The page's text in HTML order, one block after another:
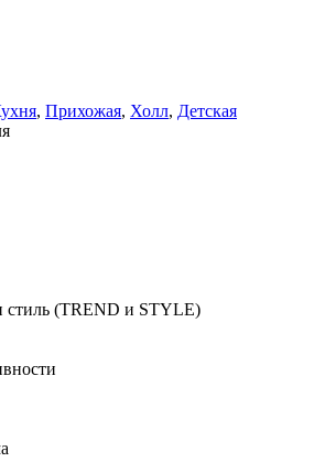
, Прихожая, Холл, Детская
стиль (TREND и STYLE)